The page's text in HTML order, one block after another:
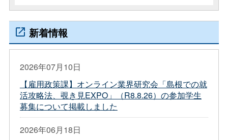
新着情報
2026年07月10日
【雇用政策課】オンライン業界研究会「島根での就
活攻略法、覗き見EXPO」（R8.8.26）の参加学生
募集について掲載しました
2026年06月18日